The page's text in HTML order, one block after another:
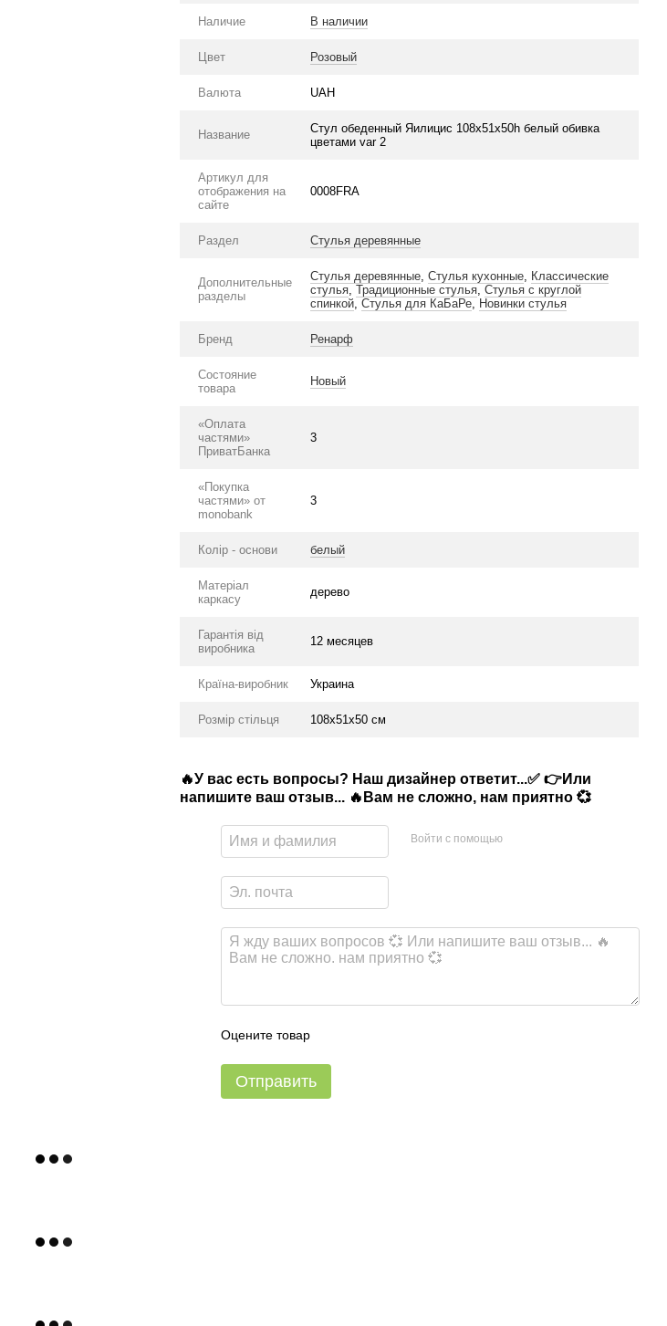
Наличие В наличии
Цвет Розовый
Валюта UAH
Название
Стул обеденный Яилицис 108х51х50h белый обивка
цветами var 2
Артикул для
отображения на
сайте
0008FRA
Раздел Стулья деревянные
Дополнительные
разделы
Стулья деревянные,Стулья кухонные, Классические
стулья,Традиционные стулья,Стулья с круглой
спинкой,Стулья для КаБаРе, Новинки стулья
Бренд Ренарф
Состояние
товара
Новый
«Оплата
частями»
ПриватБанка
3
«Покупка
частями» от
monobank
3
Колір - основи белый
Матеріал
каркасу
дерево
Гарантія від
виробника
12 месяцев
Країна-виробник Украина
Розмір стільця 108х51х50 см
🔥У вас есть вопросы? Наш дизайнер ответит...✅ 👉Или
напишите ваш отзыв... 🔥Вам не сложно, нам приятно 💞
Войти с помощью
Оцените товар
Отправить